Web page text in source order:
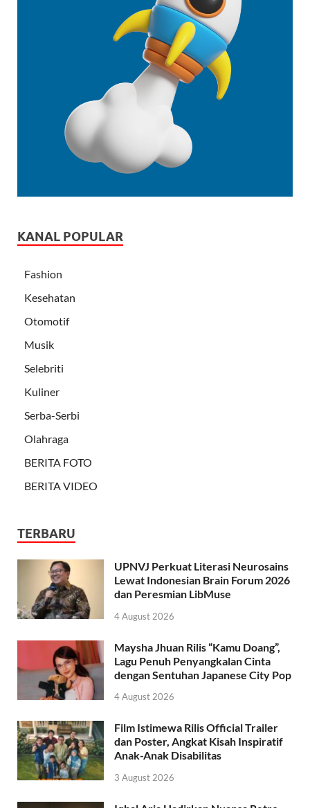
KANAL POPULAR
Fashion
Kesehatan
Otomotif
Musik
Selebriti
Kuliner
Serba-Serbi
Olahraga
BERITA FOTO
BERITA VIDEO
TERBARU
UPNVJ Perkuat Literasi Neurosains
Lewat Indonesian Brain Forum 2026
dan Peresmian LibMuse
4 August 2026
Maysha Jhuan Rilis “Kamu Doang”,
Lagu Penuh Penyangkalan Cinta
dengan Sentuhan Japanese City Pop
4 August 2026
Film Istimewa Rilis Official Trailer
dan Poster, Angkat Kisah Inspiratif
Anak-Anak Disabilitas
3 August 2026